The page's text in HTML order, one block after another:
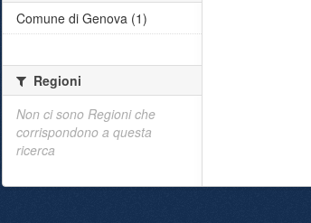
Comune di Genova (1)
Regioni
Non ci sono Regioni che
corrispondono a questa
ricerca